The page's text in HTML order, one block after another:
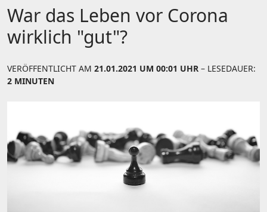
War das Leben vor Corona
wirklich "gut"?
VERÖFFENTLICHT AM 21.01.2021 UM 00:01 UHR – LESEDAUER:
2 MINUTEN